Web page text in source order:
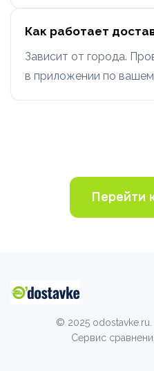
Как работает
Зависит от города.
в приложении по
Перейти
© 2025
Сервис